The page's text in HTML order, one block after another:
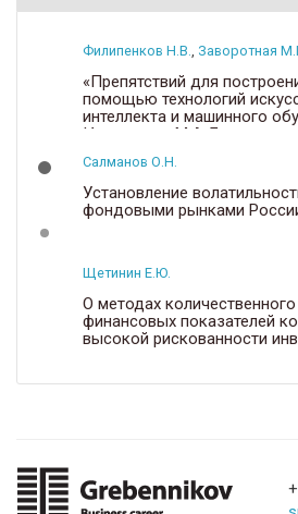
Филипенков Н.В. Заворотная
«Препятствий для
помощью технологий
интеллекта и машинного
Интервью с М.А. Бухтиным
Салманов О.Н.
Установление
фондовыми рынками
Щетинин Е.Ю.
О методах
финансовых показателей
высокой рискованности